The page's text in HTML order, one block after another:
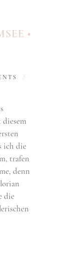
•
/
ich die
trafen
denn
die